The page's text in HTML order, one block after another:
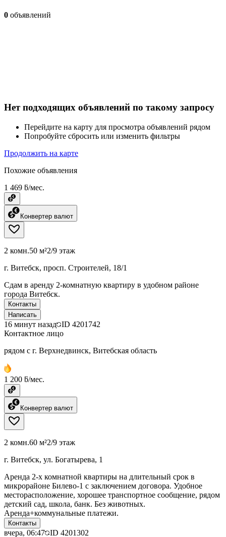
0 объявлений
Нет подходящих объявлений по такому запросу
Перейдите на карту для просмотра объявлений рядом
Попробуйте сбросить или изменить фильтры
Продолжить на карте
Похожие объявления
1 469 ƃ/мес.
Конвертер валют
2 комн.50 м²2/9 этаж
г. Витебск, просп. Строителей, 18/1
Сдам в аренду 2-комнатную квартиру в удобном районе
города Витебск.
Контакты
Написать
16 минут назад ID 4201742
Контактное лицо
рядом с г. Верхнедвинск, Витебская область
1 200 ƃ/мес.
Конвертер валют
2 комн.60 м²2/9 этаж
г. Витебск, ул. Богатырева, 1
Аренда 2-х комнатной квартиры на длительный срок в
микрорайоне Билево-1 с заключением договора. Удобное
месторасположение, хорошее транспортное сообщение, рядом
детский сад, школа, банк. Без животных.
Аренда+коммунальные платежи.
Контакты
вчера, 06:47 ID 4201302